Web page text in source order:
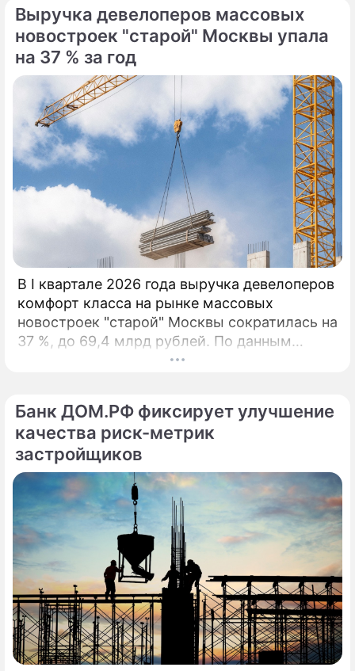
Выручка девелоперов массовых
новостроек "старой" Москвы упала
на 37 % за год
В I квартале 2026 года выручка девелоперов
комфорт класса на рынке массовых
новостроек "старой" Москвы сократилась на
37 %, до 69,4 млрд рублей. По данным
агентства "Метриум", падение связано с
месяца 2026 года дольщики приобрели 3,6
тыс.
Банк ДОМ.РФ фиксирует улучшение
качества риск-метрик
застройщиков